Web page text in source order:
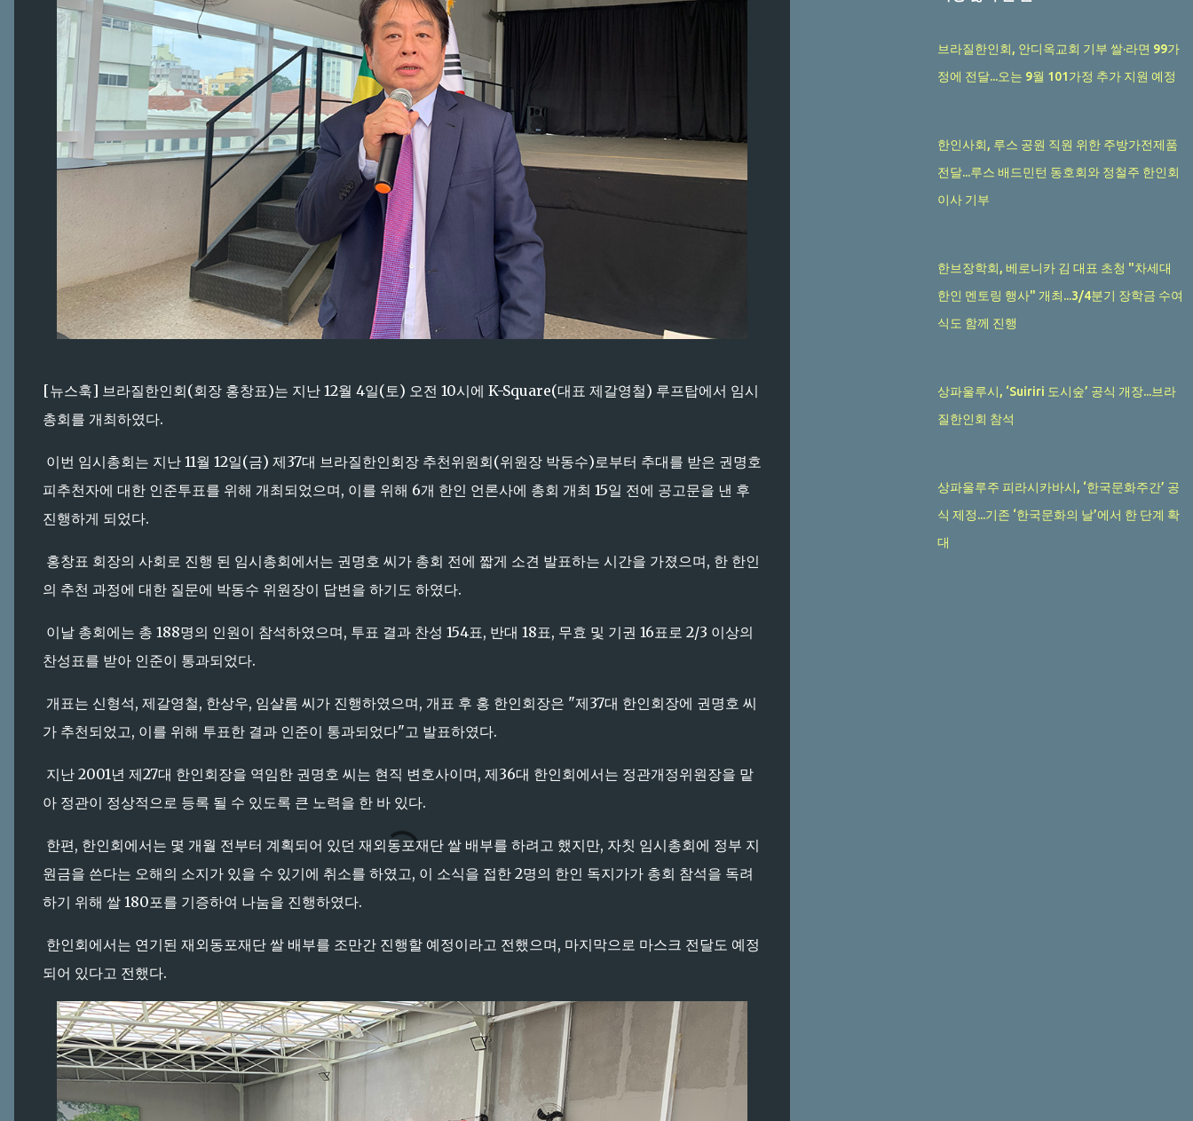
[뉴스훅] 브라질한인회(회장 홍창표)는 지난 12월 4일(토) 오전 10시에 K-Square(대표 제갈영철) 루프탑에서 임시
총회를 개최하였다.
이번 임시총회는 지난 11월 12일(금) 제37대 브라질한인회장 추천위원회(위원장 박동수)로부터 추대를 받은 권명호
피추천자에 대한 인준투표를 위해 개최되었으며, 이를 위해 6개 한인 언론사에 총회 개최 15일 전에 공고문을 낸 후
진행하게 되었다.
홍창표 회장의 사회로 진행 된 임시총회에서는 권명호 씨가 총회 전에 짧게 소견 발표하는 시간을 가졌으며, 한 한인
의 추천 과정에 대한 질문에 박동수 위원장이 답변을 하기도 하였다.
이날 총회에는 총 188명의 인원이 참석하였으며, 투표 결과 찬성 154표, 반대 18표, 무효 및 기권 16표로 2/3 이상의
찬성표를 받아 인준이 통과되었다.
개표는 신형석, 제갈영철, 한상우, 임샬롬 씨가 진행하였으며, 개표 후 홍 한인회장은 "제37대 한인회장에 권명호 씨
가 추천되었고, 이를 위해 투표한 결과 인준이 통과되었다"고 발표하였다.
지난 2001년 제27대 한인회장을 역임한 권명호 씨는 현직 변호사이며, 제36대 한인회에서는 정관개정위원장을 맡
아 정관이 정상적으로 등록 될 수 있도록 큰 노력을 한 바 있다.
한편, 한인회에서는 몇 개월 전부터 계획되어 있던 재외동포재단 쌀 배부를 하려고 했지만, 자칫 임시총회에 정부 지
원금을 쓴다는 오해의 소지가 있을 수 있기에 취소를 하였고, 이 소식을 접한 2명의 한인 독지가가 총회 참석을 독려
하기 위해 쌀 180포를 기증하여 나눔을 진행하였다.
한인회에서는 연기된 재외동포재단 쌀 배부를 조만간 진행할 예정이라고 전했으며, 마지막으로 마스크 전달도 예정
되어 있다고 전했다.
브라질한인회, 안디옥교회 기부 쌀·라면 99가
정에 전달...오는 9월 101가정 추가 지원 예정
한인사회, 루스 공원 직원 위한 주방가전제품
전달...루스 배드민턴 동호회와 정철주 한인회
이사 기부
한브장학회, 베로니카 김 대표 초청 "차세대
한인 멘토링 행사" 개최...3/4분기 장학금 수여
식도 함께 진행
상파울루시, ‘Suiriri 도시숲’ 공식 개장...브라
질한인회 참석
상파울루주 피라시카바시, ‘한국문화주간’ 공
식 제정...기존 ‘한국문화의 날’에서 한 단계 확
대